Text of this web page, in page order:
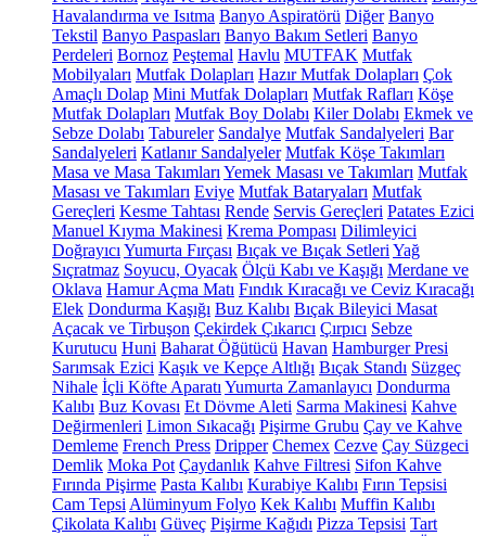
Havalandırma ve Isıtma Banyo Aspiratörü Diğer Banyo
Tekstil Banyo Paspasları Banyo Bakım Setleri Banyo
Perdeleri Bornoz Peştemal Havlu MUTFAK Mutfak
Mobilyaları Mutfak Dolapları Hazır Mutfak Dolapları Çok
Amaçlı Dolap Mini Mutfak Dolapları Mutfak Rafları Köşe
Mutfak Dolapları Mutfak Boy Dolabı Kiler Dolabı Ekmek ve
Sebze Dolabı Tabureler Sandalye Mutfak Sandalyeleri Bar
Sandalyeleri Katlanır Sandalyeler Mutfak Köşe Takımları
Masa ve Masa Takımları Yemek Masası ve Takımları Mutfak
Masası ve Takımları Eviye Mutfak Bataryaları Mutfak
Gereçleri Kesme Tahtası Rende Servis Gereçleri Patates Ezici
Manuel Kıyma Makinesi Krema Pompası Dilimleyici
Doğrayıcı Yumurta Fırçası Bıçak ve Bıçak Setleri Yağ
Sıçratmaz Soyucu, Oyacak Ölçü Kabı ve Kaşığı Merdane ve
Oklava Hamur Açma Matı Fındık Kıracağı ve Ceviz Kıracağı
Elek Dondurma Kaşığı Buz Kalıbı Bıçak Bileyici Masat
Açacak ve Tirbuşon Çekirdek Çıkarıcı Çırpıcı Sebze
Kurutucu Huni Baharat Öğütücü Havan Hamburger Presi
Sarımsak Ezici Kaşık ve Kepçe Altlığı Bıçak Standı Süzgeç
Nihale İçli Köfte Aparatı Yumurta Zamanlayıcı Dondurma
Kalıbı Buz Kovası Et Dövme Aleti Sarma Makinesi Kahve
Değirmenleri Limon Sıkacağı Pişirme Grubu Çay ve Kahve
Demleme French Press Dripper Chemex Cezve Çay Süzgeci
Demlik Moka Pot Çaydanlık Kahve Filtresi Sifon Kahve
Fırında Pişirme Pasta Kalıbı Kurabiye Kalıbı Fırın Tepsisi
Cam Tepsi Alüminyum Folyo Kek Kalıbı Muffin Kalıbı
Çikolata Kalıbı Güveç Pişirme Kağıdı Pizza Tepsisi Tart